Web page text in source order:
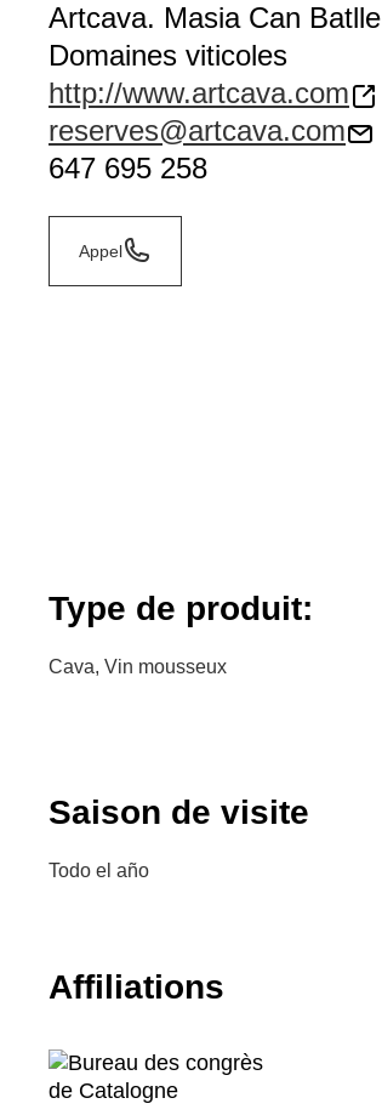
Artcava. Masia Can Batlle
Domaines viticoles
http://www.artcava.com
reserves@artcava.com
647 695 258
Appel
Type de produit:
Cava, Vin mousseux
Saison de visite
Todo el año
Affiliations